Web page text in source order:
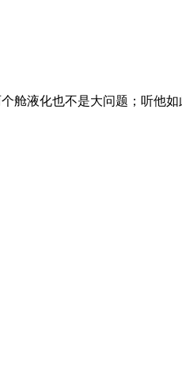
舱液化也不是大问题；听他